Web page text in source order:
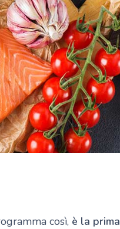
così, è la prima